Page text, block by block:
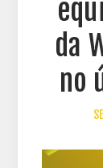
da
no